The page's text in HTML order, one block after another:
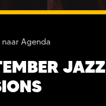
naar Agenda
JAZZ